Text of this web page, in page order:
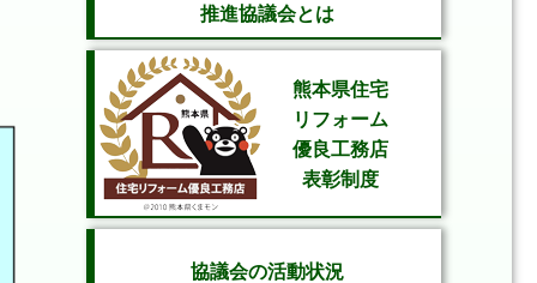
推進協議会とは
熊本県住宅
リフォーム
優良工務店
表彰制度
協議会の活動状況